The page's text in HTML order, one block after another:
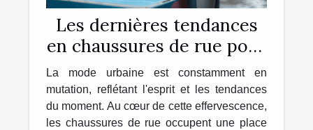
Les dernières tendances
en chaussures de rue pour
la saison à venir
La mode urbaine est constamment en
mutation, reflétant l'esprit et les tendances
du moment. Au cœur de cette effervescence,
les chaussures de rue occupent une place